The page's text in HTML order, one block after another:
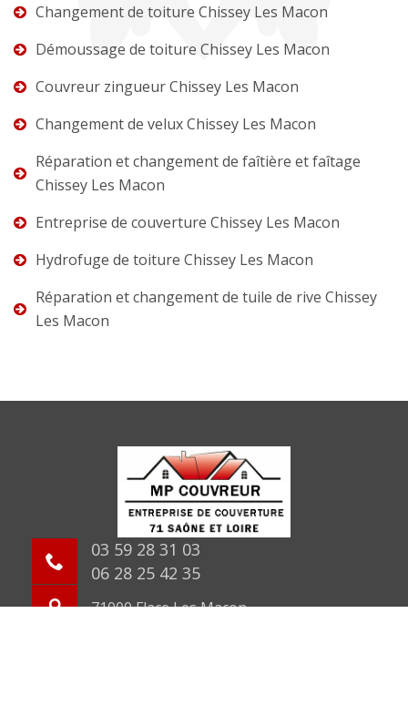
Changement de toiture Chissey Les Macon
Démoussage de toiture Chissey Les Macon
Couvreur zingueur Chissey Les Macon
Changement de velux Chissey Les Macon
Réparation et changement de faîtière et faîtage
Chissey Les Macon
Entreprise de couverture Chissey Les Macon
Hydrofuge de toiture Chissey Les Macon
Réparation et changement de tuile de rive Chissey
Les Macon
03 59 28 31 03
06 28 25 42 35
71000 Flace Les Macon